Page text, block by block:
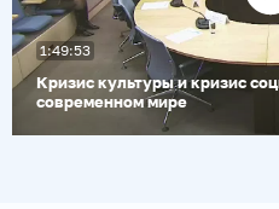
Кризис культуры и кризис
современном мире
1:49:53